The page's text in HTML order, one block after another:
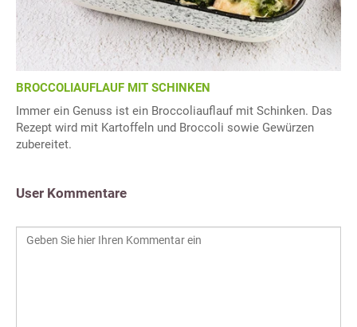
BROCCOLIAUFLAUF MIT SCHINKEN
Immer ein Genuss ist ein Broccoliauflauf mit Schinken. Das
Rezept wird mit Kartoffeln und Broccoli sowie Gewürzen
zubereitet.
User Kommentare